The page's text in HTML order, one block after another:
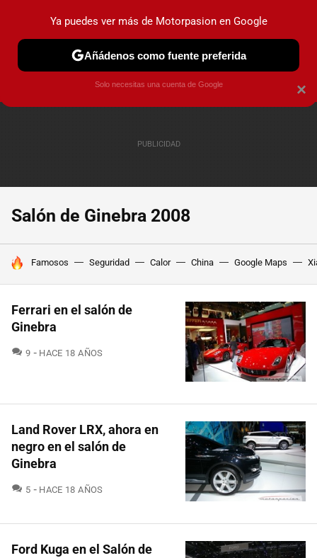
PRUEBAS COCHES ELÉCTRICOS OBSERVATORIO
Salón de Ginebra 2008
HOY SE HABLA DE
Famosos Seguridad Calor China Google Maps
Ferrari en el salón de
Ginebra
9 COMENTARIOS
HACE 18 AÑOS
Land Rover LRX, ahora en
negro en el salón de
Ginebra
5 COMENTARIOS
HACE 18 AÑOS
Ford Kuga en el Salón de
×
Ya puedes ver más de Motorpasion en Google
Añádenos como fuente preferida
Solo necesitas una cuenta de Google